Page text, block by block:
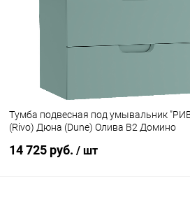
Тумба подвесная под умывальник
(Rivo) Дюна (Dune) Олива В2 Домино
14 725 руб. / шт